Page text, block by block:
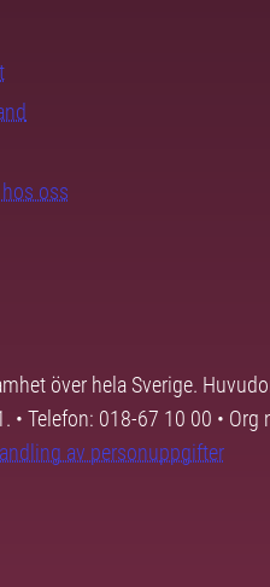
oss
över hela Sverige.
Telefon: 018-67 10 00 • Org
av personuppgifter